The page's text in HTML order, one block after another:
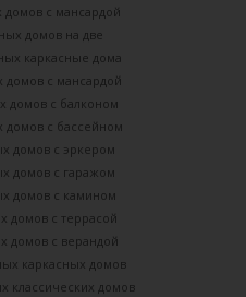
с мансардой
домов на две
каркасные дома
домов с мансардой
домов с балконом
домов с бассейном
домов с эркером
домов с гаражом
домов с камином
домов с террасой
домов с верандой
каркасных домов
классических домов